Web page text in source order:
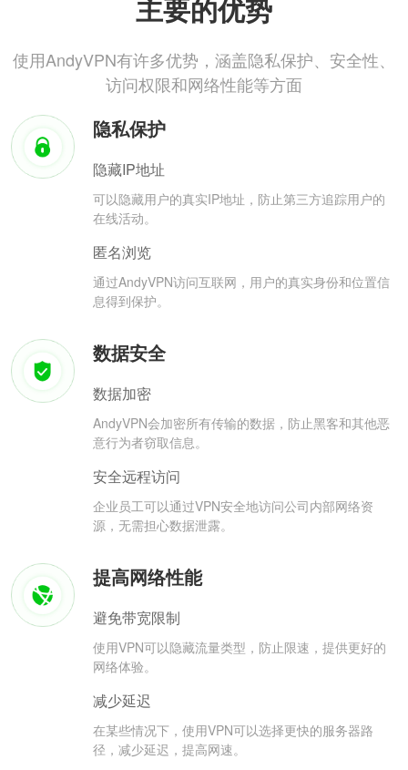
主要的优势
使用AndyVPN有许多优势，涵盖隐私保护、安全性、
访问权限和网络性能等方面
隐私保护
隐藏IP地址
可以隐藏用户的真实IP地址，防止第三方追踪用户的
在线活动。
匿名浏览
通过AndyVPN访问互联网，用户的真实身份和位置信
息得到保护。
数据安全
数据加密
AndyVPN会加密所有传输的数据，防止黑客和其他恶
意行为者窃取信息。
安全远程访问
企业员工可以通过VPN安全地访问公司内部网络资
源，无需担心数据泄露。
提高网络性能
避免带宽限制
使用VPN可以隐藏流量类型，防止限速，提供更好的
网络体验。
减少延迟
在某些情况下，使用VPN可以选择更快的服务器路
径，减少延迟，提高网速。